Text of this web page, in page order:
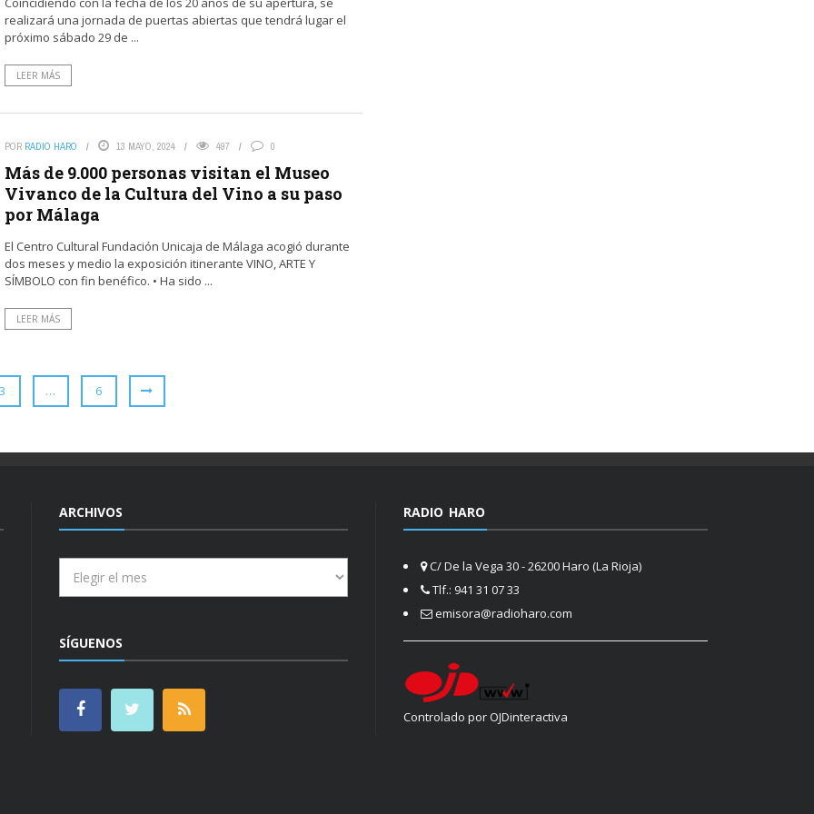
realizará una jornada de puertas abiertas que tendrá lugar el
próximo sábado 29 de ...
LEER MÁS
POR RADIO HARO 13 MAYO, 2024 497 0
Más de 9.000 personas visitan el Museo
Vivanco de la Cultura del Vino a su paso
por Málaga
El Centro Cultural Fundación Unicaja de Málaga acogió durante
dos meses y medio la exposición itinerante VINO, ARTE Y
SÍMBOLO con fin benéfico. • Ha sido ...
LEER MÁS
3 … 6
ARCHIVOS
SÍGUENOS
RADIO HARO
C/ De la Vega 30 - 26200 Haro (La Rioja)
Tlf.: 941 31 07 33
emisora@radioharo.com
Controlado por OJDinteractiva